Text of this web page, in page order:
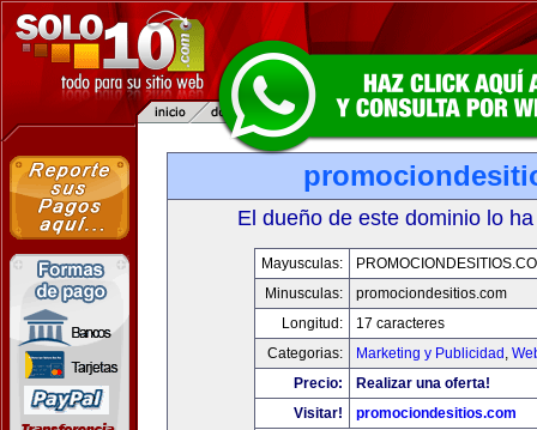
El dueño de este dominio lo
Mayusculas:
Minusculas:
promociondesitios.com
Longitud:
17 caracteres
Categorias:
Marketing y Publicidad ,
Precio:
Realizar una oferta!
Visitar!
promociondesitios.com